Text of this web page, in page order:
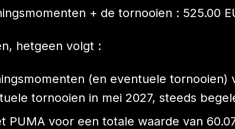
+ de tornooien : 525.00
hetgeen volgt :
(en eventuele
tornooien in mei 2027, steeds
PUMA voor een totale waarde van